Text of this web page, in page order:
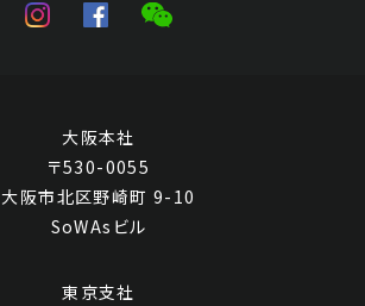
大阪本社
〒530-0055
大阪市北区野崎町 9-10
SoWAsビル
東京支社